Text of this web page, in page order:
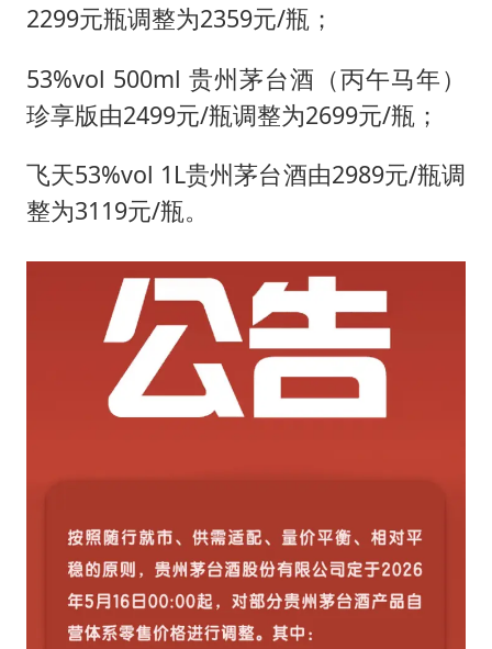
奋进开新局 实干挑大梁
2299元瓶调整为2359元/瓶；
53%vol 500ml 贵州茅台酒（丙午马年）
珍享版由2499元/瓶调整为2699元/瓶；
飞天53%vol 1L贵州茅台酒由2989元/瓶调
整为3119元/瓶。